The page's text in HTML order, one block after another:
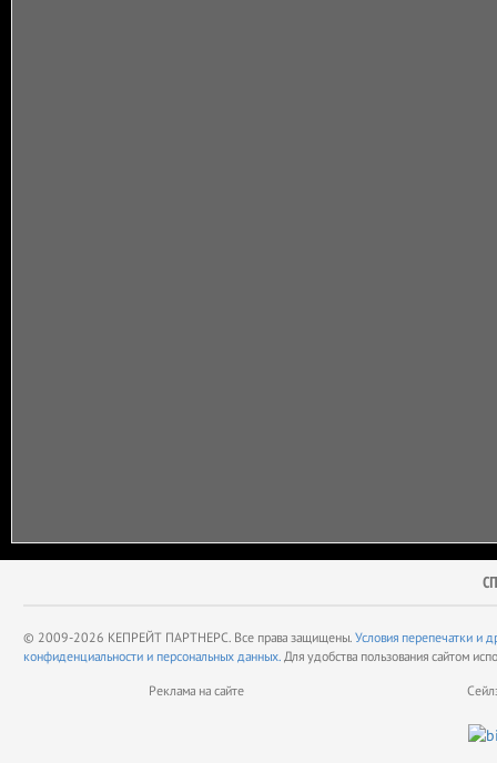
© 2009-2026 КЕПРЕЙТ ПАРТНЕРС. Все права защищены. Условия перепечатки и
конфиденциальности и персональных данных. Для удобства пользования сайтом
Реклама на сайте